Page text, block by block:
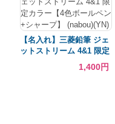
【名入れ】三菱鉛筆 ジェ
ットストリーム 4&1 限定
カラー【4色ボールペン
+シャープ】 (nabou)(YN)
1,400円